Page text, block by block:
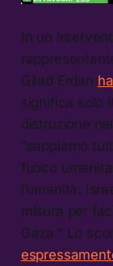
In un
Gilad Erdan
significa solo
distruzione
“sappiamo
fuoco
l’umanità.
misura per
Gaza.” Lo